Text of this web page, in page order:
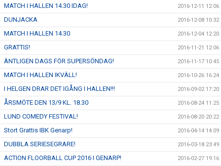
MATCH I HALLEN 14.30 IDAG! 2016-12-11 12:06
DUNJACKA 2016-12-08 10:32
MATCH I HALLEN 14.30 2016-12-04 12:20
GRATTIS! 2016-11-21 12:06
ÄNTLIGEN DAGS FÖR SUPERSÖNDAG! 2016-11-17 10:45
MATCH I HALLEN IKVÄLL! 2016-10-26 16:24
I HELGEN DRAR DET IGÅNG I HALLEN!!! 2016-09-02 17:20
ÅRSMÖTE DEN 13/9 KL. 18.30 2016-08-24 11:25
LUND COMEDY FESTIVAL! 2016-08-20 20:22
Stort Grattis IBK Genarp! 2016-04-14 14:09
DUBBLA SERIESEGRARE! 2016-03-18 23:49
ACTION FLOORBALL CUP 2016 I GENARP! 2016-02-27 19:16